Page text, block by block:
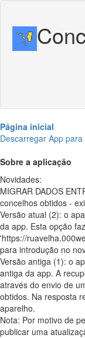
Página inicial
Descarregar App
Sobre a aplicação
Novidades:
MIGRAR DADOS
concelhos obtidos -
Versão atual (2): o
da app. Esta opção
'https://
para introdução no
Versão antiga (1): o
antiga da app. A
através do envio de
obtidos. Na resposta
aparelho.
Nota: Por motivo de
publicar uma